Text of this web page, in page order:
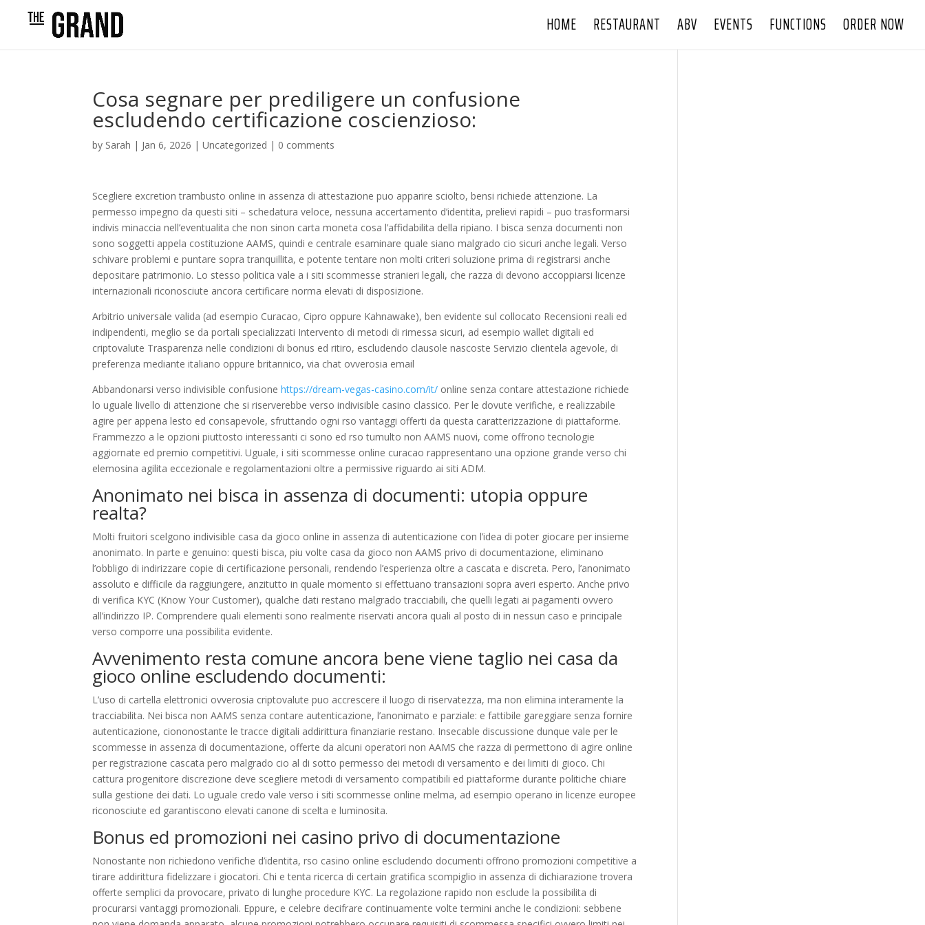
HOME RESTAURANT ABV EVENTS FUNCTIONS ORDER NOW
Cosa segnare per prediligere un confusione
escludendo certificazione coscienzioso:
by Sarah | Jan 6, 2026 |Uncategorized | 0 comments
Scegliere excretion trambusto online in assenza di attestazione puo apparire sciolto, bensi richiede attenzione. La
permesso impegno da questi siti – schedatura veloce, nessuna accertamento d’identita, prelievi rapidi – puo trasformarsi
indivis minaccia nell’eventualita che non sinon carta moneta cosa l’affidabilita della ripiano. I bisca senza documenti non
sono soggetti appela costituzione AAMS, quindi e centrale esaminare quale siano malgrado cio sicuri anche legali. Verso
schivare problemi e puntare sopra tranquillita, e potente tentare non molti criteri soluzione prima di registrarsi anche
depositare patrimonio. Lo stesso politica vale a i siti scommesse stranieri legali, che razza di devono accoppiarsi licenze
internazionali riconosciute ancora certificare norma elevati di disposizione.
Arbitrio universale valida (ad esempio Curacao, Cipro oppure Kahnawake), ben evidente sul collocato Recensioni reali ed
indipendenti, meglio se da portali specializzati Intervento di metodi di rimessa sicuri, ad esempio wallet digitali ed
criptovalute Trasparenza nelle condizioni di bonus ed ritiro, escludendo clausole nascoste Servizio clientela agevole, di
preferenza mediante italiano oppure britannico, via chat ovverosia email
Abbandonarsi verso indivisible confusionehttps://dream-vegas-casino.com/it/ online senza contare attestazione richiede
lo uguale livello di attenzione che si riserverebbe verso indivisible casino classico. Per le dovute verifiche, e realizzabile
agire per appena lesto ed consapevole, sfruttando ogni rso vantaggi offerti da questa caratterizzazione di piattaforme.
Frammezzo a le opzioni piuttosto interessanti ci sono ed rso tumulto non AAMS nuovi, come offrono tecnologie
aggiornate ed premio competitivi. Uguale, i siti scommesse online curacao rappresentano una opzione grande verso chi
elemosina agilita eccezionale e regolamentazioni oltre a permissive riguardo ai siti ADM.
Anonimato nei bisca in assenza di documenti: utopia oppure
realta?
Molti fruitori scelgono indivisible casa da gioco online in assenza di autenticazione con l’idea di poter giocare per insieme
anonimato. In parte e genuino: questi bisca, piu volte casa da gioco non AAMS privo di documentazione, eliminano
l’obbligo di indirizzare copie di certificazione personali, rendendo l’esperienza oltre a cascata e discreta. Pero, l’anonimato
assoluto e difficile da raggiungere, anzitutto in quale momento si effettuano transazioni sopra averi esperto. Anche privo
di verifica KYC (Know Your Customer), qualche dati restano malgrado tracciabili, che quelli legati ai pagamenti ovvero
all’indirizzo IP. Comprendere quali elementi sono realmente riservati ancora quali al posto di in nessun caso e principale
verso comporre una possibilita evidente.
Avvenimento resta comune ancora bene viene taglio nei casa da
gioco online escludendo documenti:
L’uso di cartella elettronici ovverosia criptovalute puo accrescere il luogo di riservatezza, ma non elimina interamente la
tracciabilita. Nei bisca non AAMS senza contare autenticazione, l’anonimato e parziale: e fattibile gareggiare senza fornire
autenticazione, ciononostante le tracce digitali addirittura finanziarie restano. Insecable discussione dunque vale per le
scommesse in assenza di documentazione, offerte da alcuni operatori non AAMS che razza di permettono di agire online
per registrazione cascata pero malgrado cio al di sotto permesso dei metodi di versamento e dei limiti di gioco. Chi
cattura progenitore discrezione deve scegliere metodi di versamento compatibili ed piattaforme durante politiche chiare
sulla gestione dei dati. Lo uguale credo vale verso i siti scommesse online melma, ad esempio operano in licenze europee
riconosciute ed garantiscono elevati canone di scelta e luminosita.
Bonus ed promozioni nei casino privo di documentazione
Nonostante non richiedono verifiche d’identita, rso casino online escludendo documenti offrono promozioni competitive a
tirare addirittura fidelizzare i giocatori. Chi e tenta ricerca di certain gratifica scompiglio in assenza di dichiarazione trovera
offerte semplici da provocare, privato di lunghe procedure KYC. La regolazione rapido non esclude la possibilita di
procurarsi vantaggi promozionali. Eppure, e celebre decifrare continuamente volte termini anche le condizioni: sebbene